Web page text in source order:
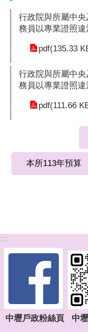
行政院與所屬中
務員以專業證照
pdf(135.33
行政院與所屬中
務員以專業證照
pdf(111.66
本所113年預算
:::
中壢戶政粉絲頁 中